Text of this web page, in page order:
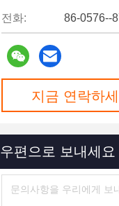
전화: 86-0576--
지금 연락하
우편으로 보내세요